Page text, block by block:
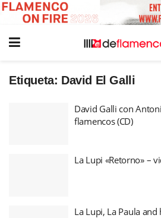
Etiqueta: David El Galli
David Galli con
flamencos (CD)
La Lupi «Retorno» –
La Lupi, La Paula